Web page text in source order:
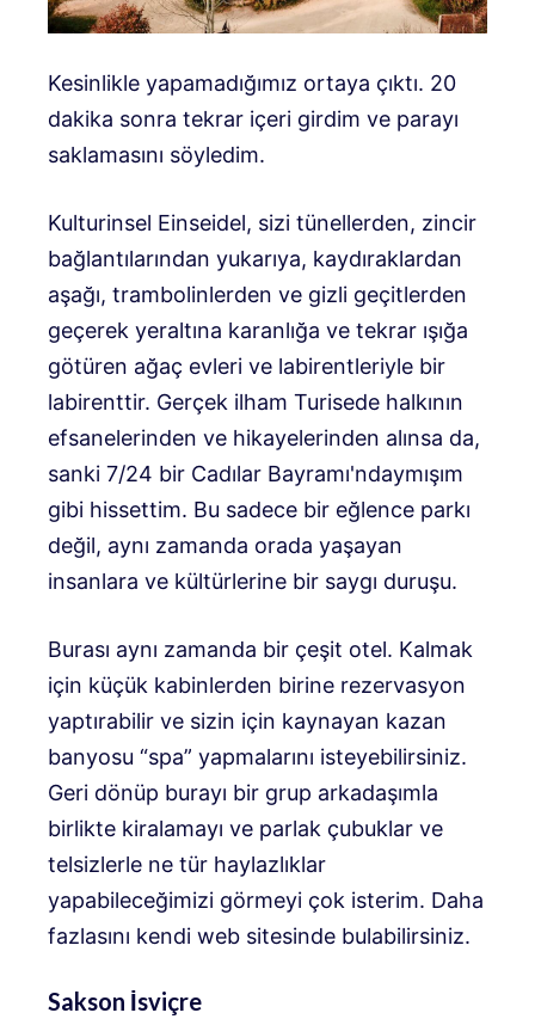
Kesinlikle yapamadığımız ortaya çıktı. 20
dakika sonra tekrar içeri girdim ve parayı
saklamasını söyledim.
Kulturinsel Einseidel, sizi tünellerden, zincir
bağlantılarından yukarıya, kaydıraklardan
aşağı, trambolinlerden ve gizli geçitlerden
geçerek yeraltına karanlığa ve tekrar ışığa
götüren ağaç evleri ve labirentleriyle bir
labirenttir. Gerçek ilham Turisede halkının
efsanelerinden ve hikayelerinden alınsa da,
sanki 7/24 bir Cadılar Bayramı'ndaymışım
gibi hissettim. Bu sadece bir eğlence parkı
değil, aynı zamanda orada yaşayan
insanlara ve kültürlerine bir saygı duruşu.
Burası aynı zamanda bir çeşit otel. Kalmak
için küçük kabinlerden birine rezervasyon
yaptırabilir ve sizin için kaynayan kazan
banyosu “spa” yapmalarını isteyebilirsiniz.
Geri dönüp burayı bir grup arkadaşımla
birlikte kiralamayı ve parlak çubuklar ve
telsizlerle ne tür haylazlıklar
yapabileceğimizi görmeyi çok isterim. Daha
fazlasını kendi web sitesinde bulabilirsiniz.
Sakson İsviçre